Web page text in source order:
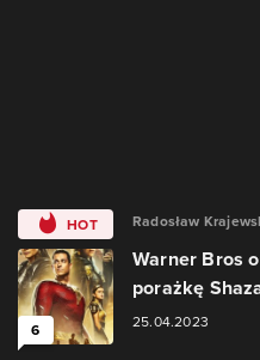
HOT
6
Radosław
Warner Bros
porażkę
25.04.2023